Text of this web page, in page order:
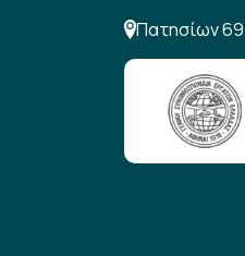
Πατησίων 69